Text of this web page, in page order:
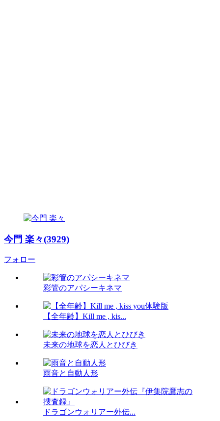
今門 楽々(3929)
フォロー
彩管のアパシーキネマ
【全年齢】Kill me , kis...
未来の地球を恋人とひびき
雨音と自動人形
ドラゴンウォリアー外伝...